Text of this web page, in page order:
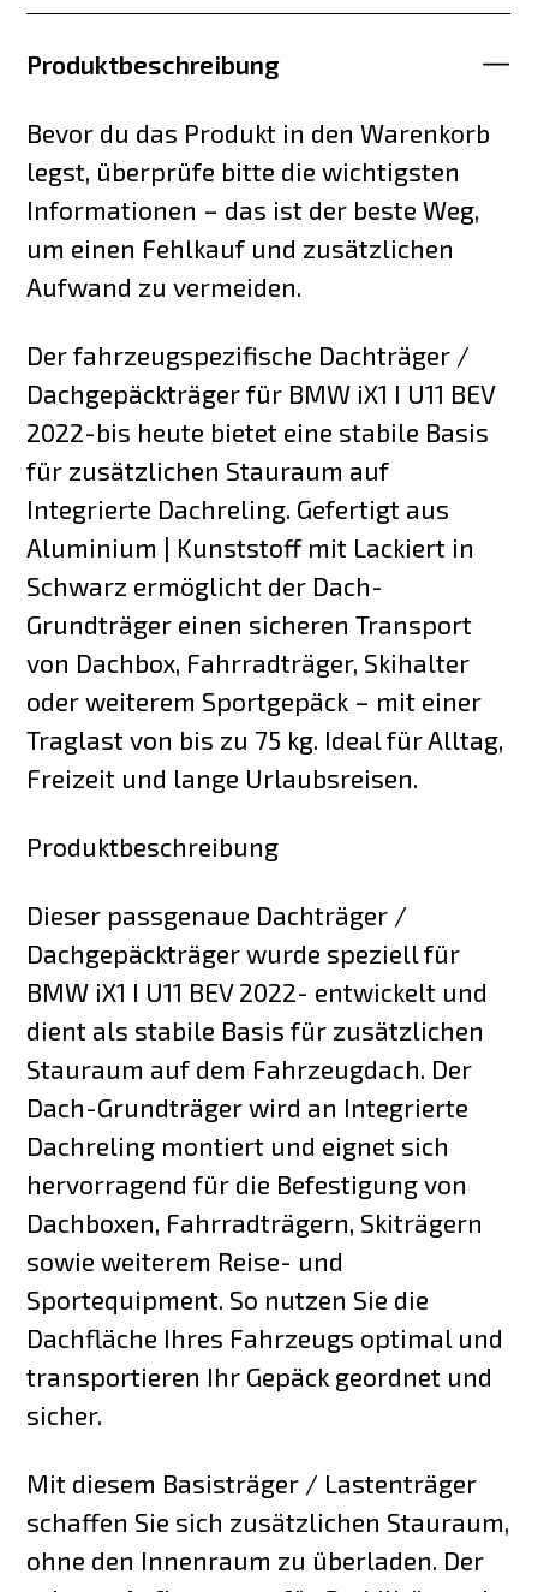
Produktbeschreibung
Bevor du das Produkt in den Warenkorb
legst, überprüfe bitte die wichtigsten
Informationen – das ist der beste Weg,
um einen Fehlkauf und zusätzlichen
Aufwand zu vermeiden.
Der fahrzeugspezifische Dachträger /
Dachgepäckträger für BMW iX1 I U11 BEV
2022-bis heute bietet eine stabile Basis
für zusätzlichen Stauraum auf
Integrierte Dachreling. Gefertigt aus
Aluminium | Kunststoff mit Lackiert in
Schwarz ermöglicht der Dach-
Grundträger einen sicheren Transport
von Dachbox, Fahrradträger, Skihalter
oder weiterem Sportgepäck – mit einer
Traglast von bis zu 75 kg. Ideal für Alltag,
Freizeit und lange Urlaubsreisen.
Produktbeschreibung
Dieser passgenaue Dachträger /
Dachgepäckträger wurde speziell für
BMW iX1 I U11 BEV 2022- entwickelt und
dient als stabile Basis für zusätzlichen
Stauraum auf dem Fahrzeugdach. Der
Dach-Grundträger wird an Integrierte
Dachreling montiert und eignet sich
hervorragend für die Befestigung von
Dachboxen, Fahrradträgern, Skiträgern
sowie weiterem Reise- und
Sportequipment. So nutzen Sie die
Dachfläche Ihres Fahrzeugs optimal und
transportieren Ihr Gepäck geordnet und
sicher.
Mit diesem Basisträger / Lastenträger
schaffen Sie sich zusätzlichen Stauraum,
ohne den Innenraum zu überladen. Der